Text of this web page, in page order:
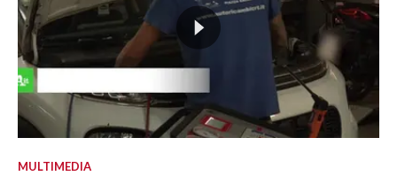
MULTIMEDIA